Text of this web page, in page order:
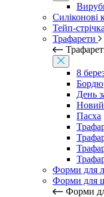
Силіконові
Тейп-стрічка
Трафарети
8
День
Новий
Пасха
Форми для
Форми для
Форми